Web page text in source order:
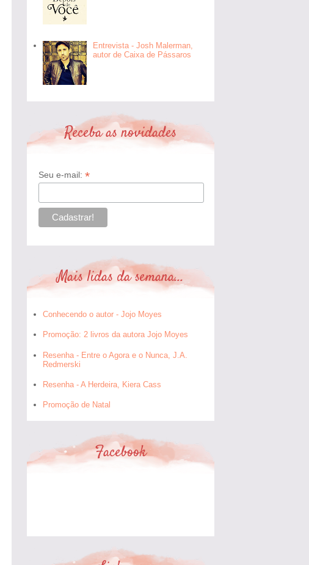
Entrevista - Josh Malerman,
autor de Caixa de Pássaros
Receba as novidades
Seu e-mail: *
Mais lidas da semana...
Conhecendo o autor - Jojo Moyes
Promoção: 2 livros da autora Jojo Moyes
Resenha - Entre o Agora e o Nunca, J.A.
Redmerski
Resenha - A Herdeira, Kiera Cass
Promoção de Natal
Facebook